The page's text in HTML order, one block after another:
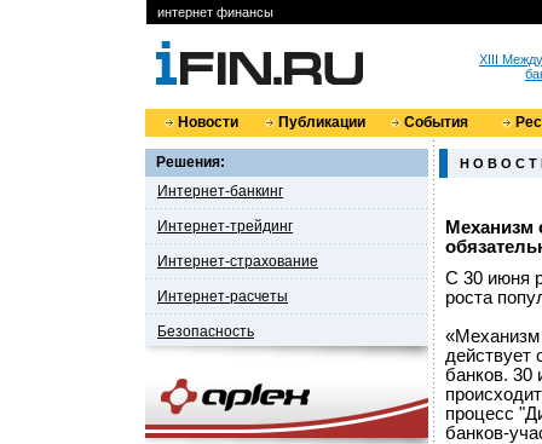
интернет финансы
XIII
Новости Публикации События
Решения:
Интернет-банкинг
Интернет-трейдинг
Интернет-страхование
Интернет-расчеты
Безопасность
Н О В О С Т
Механизм
С 30 июня
роста
«Механизм
действует
банков. 30
процесс
банков-